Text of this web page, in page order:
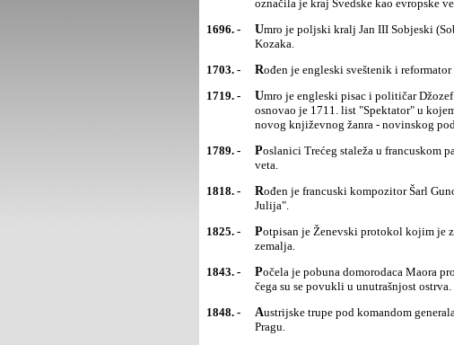
označila je kraj Svedske kao evropske
1696. -
Umro je poljski kralj Jan III Sobjeski (Sobieski), proslavljeni vojskovođa protiv Šveđana, Turaka, Tatara i
Kozaka.
1703. -
Rođen je engleski sveštenik i
1719. -
Umro je engleski pisac i političar Džozef Adison (Joseph Addison). Sa Ričardom Stilom (Richard Steele)
osnovao je 1711. list "Spektator" u
novog književnog žanra - novinskog
1789. -
Poslanici Trećeg staleža u francuskom parlamentu proglasili su Narodnu skupštinu i ukinuli kralju pravo
veta.
1818. -
Rođen je francuski kompozitor Šarl Guno (Charles Gounod), autor popularnih opera "Faust" i "Romeo i
Julija".
1825. -
Potpisan je Ženevski protokol kojim je zabranjena upotreba bojnih otrova u ratu. Protokol je potpisalo 29
zemalja.
1843. -
Počela je pobuna domorodaca Maora protiv Britanaca na Novom Zelandu. Maori su poraženi 1871. posle
čega su se povukli u unutrašnjost ostrva.
1848. -
Austrijske trupe pod komandom generala Alfreda Vindišgreca (Windischgraetz) ugušile su ustanak Čeha u
Pragu.